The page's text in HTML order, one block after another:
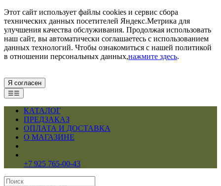
Этот сайт использует файлы cookies и сервис сбора
технических данных посетителей Яндекс.Метрика для
улучшения качества обслуживания. Продолжая использовать
наш сайт, вы автоматически соглашаетесь с использованием
данных технологий. Чтобы ознакомиться с нашей политикой
в отношении персональных данных,нажмите здесь.
Я согласен
☰☰
КАТАЛОГ
ПРЕДЗАКАЗ
ОПЛАТА И ДОСТАВКА
О МАГАЗИНЕ
+7 925 765-00-43